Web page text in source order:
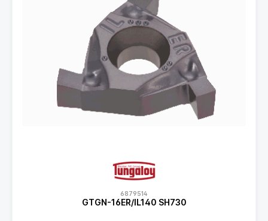
6879514
GTGN-16ER/IL140 SH730